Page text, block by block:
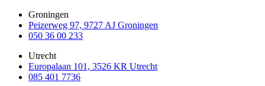
Groningen
Peizerweg 97, 9727 AJ Groningen
050 36 00 233
Utrecht
Europalaan 101, 3526 KR Utrecht
085 401 7736